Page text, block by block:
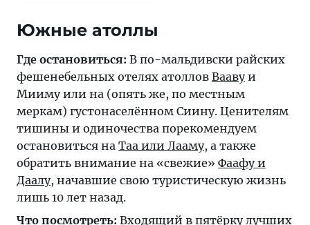
Южные атоллы
Где остановиться: В по-мальдивски райских
фешенебельных отелях атоллов Ваавуи
Мииму или на (опять же, по местным
меркам) густонаселённом Сиину. Ценителям
тишины и одиночества порекомендуем
остановиться на Таа или Лааму, а также
обратить внимание на «свежие» Фаафу и
Даалу, начавшие свою туристическую жизнь
лишь 10 лет назад.
Что посмотреть: Входящий в пятёрку лучших